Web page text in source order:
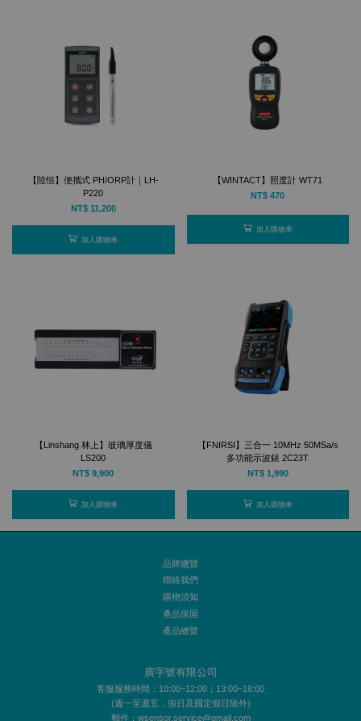
【陸恒】便攜式 PH/ORP計｜LH-
P220
NT$ 11,200
加入購物車
【WINTACT】照度計 WT71
NT$ 470
加入購物車
【Linshang 林上】玻璃厚度儀
LS200
NT$ 9,900
加入購物車
【FNIRSI】三合一 10MHz 50MSa/s
多功能示波錶 2C23T
NT$ 1,990
加入購物車
品牌總覽
聯絡我們
購物須知
產品保固
產品總覽
廣字號有限公司
客服服務時間：10:00~12:00；13:00~18:00
(週一至週五，假日及國定假日除外)
郵件：wsensor.service@gmail.com